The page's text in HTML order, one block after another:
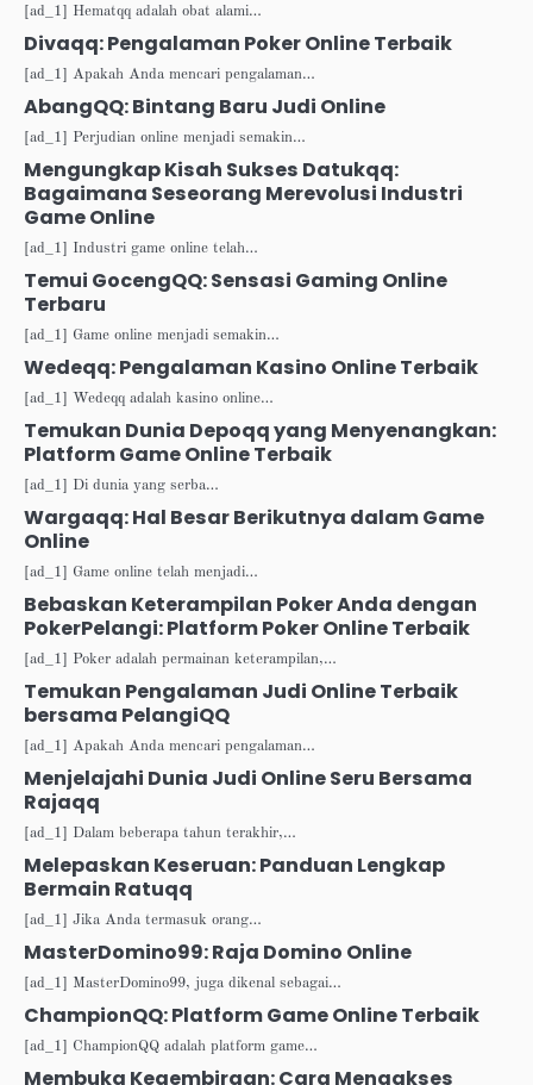
[ad_1] Hematqq adalah obat alami…
Divaqq: Pengalaman Poker Online Terbaik
[ad_1] Apakah Anda mencari pengalaman…
AbangQQ: Bintang Baru Judi Online
[ad_1] Perjudian online menjadi semakin…
Mengungkap Kisah Sukses Datukqq:
Bagaimana Seseorang Merevolusi Industri
Game Online
[ad_1] Industri game online telah…
Temui GocengQQ: Sensasi Gaming Online
Terbaru
[ad_1] Game online menjadi semakin…
Wedeqq: Pengalaman Kasino Online Terbaik
[ad_1] Wedeqq adalah kasino online…
Temukan Dunia Depoqq yang Menyenangkan:
Platform Game Online Terbaik
[ad_1] Di dunia yang serba…
Wargaqq: Hal Besar Berikutnya dalam Game
Online
[ad_1] Game online telah menjadi…
Bebaskan Keterampilan Poker Anda dengan
PokerPelangi: Platform Poker Online Terbaik
[ad_1] Poker adalah permainan keterampilan,…
Temukan Pengalaman Judi Online Terbaik
bersama PelangiQQ
[ad_1] Apakah Anda mencari pengalaman…
Menjelajahi Dunia Judi Online Seru Bersama
Rajaqq
[ad_1] Dalam beberapa tahun terakhir,…
Melepaskan Keseruan: Panduan Lengkap
Bermain Ratuqq
[ad_1] Jika Anda termasuk orang…
MasterDomino99: Raja Domino Online
[ad_1] MasterDomino99, juga dikenal sebagai…
ChampionQQ: Platform Game Online Terbaik
[ad_1] ChampionQQ adalah platform game…
Membuka Kegembiraan: Cara Mengakses